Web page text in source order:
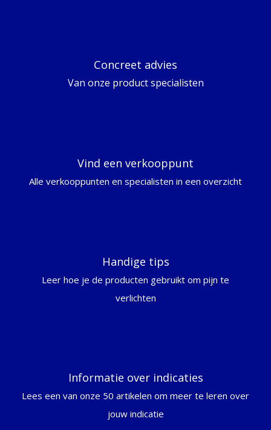
Concreet advies
Van onze product specialisten
Vind een verkooppunt
Alle verkooppunten en specialisten in een overzicht
Handige tips
Leer hoe je de producten gebruikt om pijn te
verlichten
Informatie over indicaties
Lees een van onze 50 artikelen om meer te leren over
jouw indicatie